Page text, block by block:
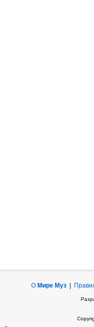
О Мире Муз|